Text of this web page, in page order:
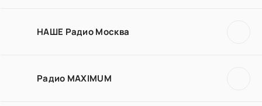
НАШЕ Радио Москва
Радио MAXIMUM